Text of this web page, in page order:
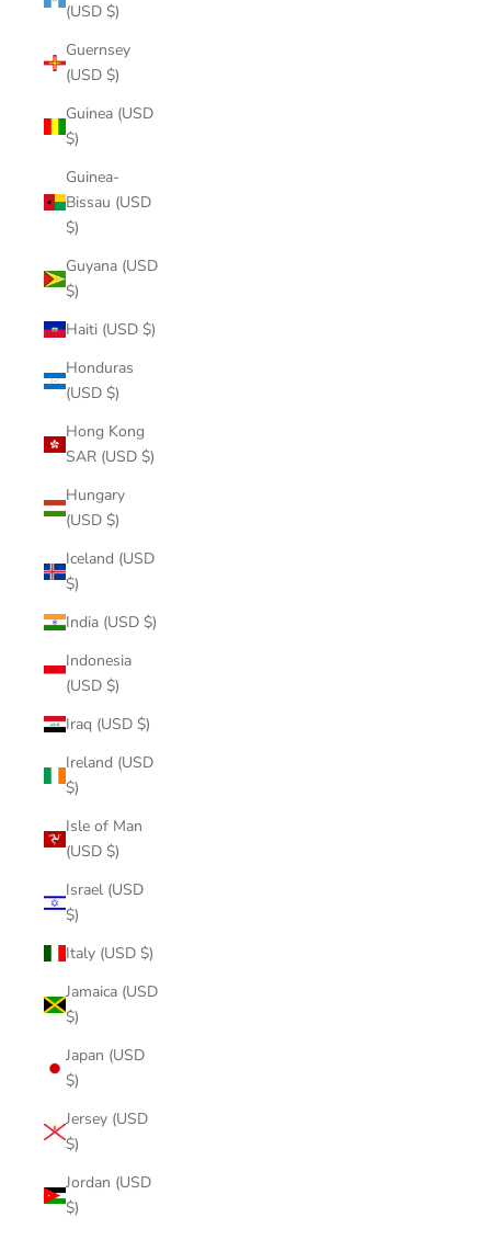
(USD $)
Guernsey
(USD $)
Guinea (USD
$)
Guinea-
Bissau (USD
$)
Guyana (USD
$)
Haiti (USD $)
Honduras
(USD $)
Hong Kong
SAR (USD $)
Hungary
(USD $)
Iceland (USD
$)
India (USD $)
Indonesia
(USD $)
Iraq (USD $)
Ireland (USD
$)
Isle of Man
(USD $)
Israel (USD
$)
Italy (USD $)
Jamaica (USD
$)
Japan (USD
$)
Jersey (USD
$)
Jordan (USD
$)